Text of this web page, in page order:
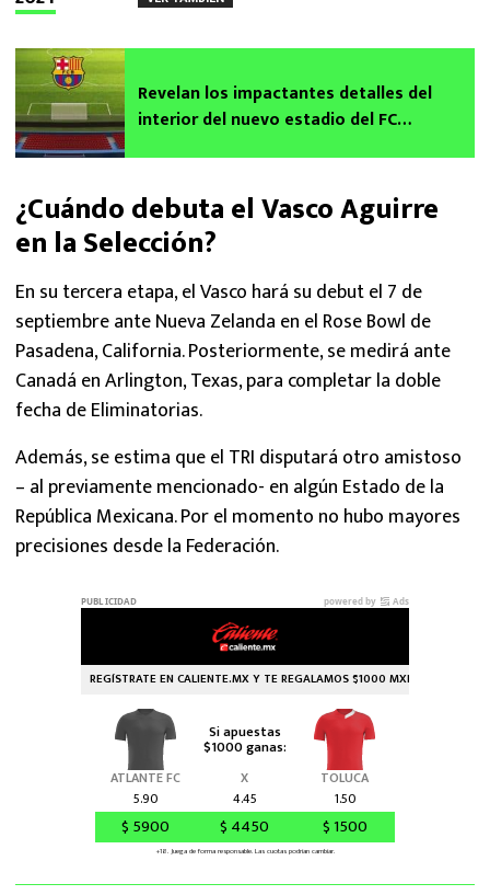
Revelan los impactantes detalles del
interior del nuevo estadio del FC
¿Cuándo debuta el Vasco Aguirre
en la Selección?
En su tercera etapa, el Vasco hará su debut el 7 de
septiembre ante Nueva Zelanda en el Rose Bowl de
Pasadena, California. Posteriormente, se medirá ante
Canadá en Arlington, Texas, para completar la doble
fecha de Eliminatorias.
Además, se estima que el TRI disputará otro amistoso
– al previamente mencionado- en algún Estado de la
República Mexicana. Por el momento no hubo mayores
precisiones desde la Federación.